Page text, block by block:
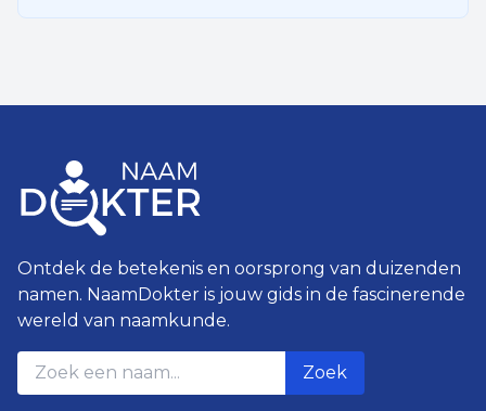
Ontdek de betekenis en oorsprong van duizenden
namen. NaamDokter is jouw gids in de fascinerende
wereld van naamkunde.
Zoek